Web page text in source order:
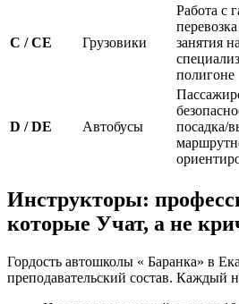
C / CE Грузовики
Работа с
занятия
полигоне
D / DE Автобусы
посадка/
Инструкторы:
которые Учат, а не
Гордость автошколы « Баранка» в
преподавательский состав. Каждый